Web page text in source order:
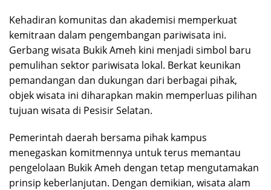
Kehadiran komunitas dan akademisi memperkuat
kemitraan dalam pengembangan pariwisata ini.
Gerbang wisata Bukik Ameh kini menjadi simbol baru
pemulihan sektor pariwisata lokal. Berkat keunikan
pemandangan dan dukungan dari berbagai pihak,
objek wisata ini diharapkan makin memperluas pilihan
tujuan wisata di Pesisir Selatan.
Pemerintah daerah bersama pihak kampus
menegaskan komitmennya untuk terus memantau
pengelolaan Bukik Ameh dengan tetap mengutamakan
prinsip keberlanjutan. Dengan demikian, wisata alam